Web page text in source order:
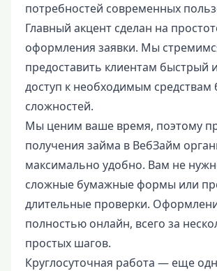
потребностей современных
Главный акцент сделан на
оформления заявки. Мы
предоставить клиентам быстрый
доступ к необходимым средствам
сложностей.
Мы ценим ваше время, поэтому
получения займа в ВебЗайм
максимально удобно. Вам не
сложные бумажные формы или
длительные проверки.
полностью онлайн, всего за
простых шагов.
Круглосуточная работа — еще